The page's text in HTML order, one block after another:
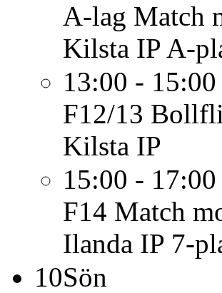
A-lag Match
Kilsta IP A-
13:00 - 15:00
F12/13
Kilsta IP
15:00 - 17:00
F14 Match
Ilanda IP 7-
10Sön